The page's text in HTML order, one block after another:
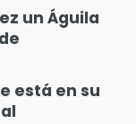
un Águila
está en su